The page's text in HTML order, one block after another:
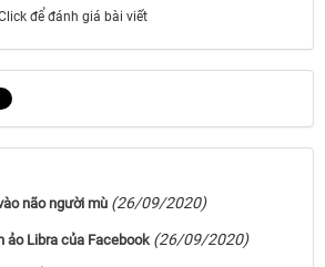
để đánh giá bài viết
não người mù (26/09/2020)
ảo Libra của Facebook (26/09/2020)